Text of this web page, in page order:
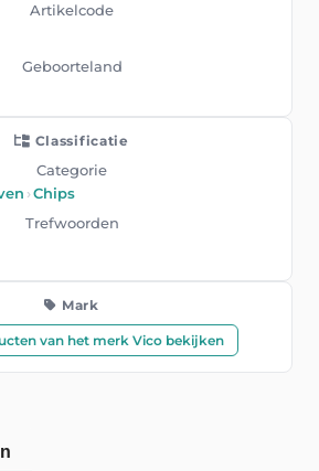
Artikelcode
Geboorteland
Classificatie
Categorie
›Chips
Trefwoorden
Mark
van het merk Vico bekijken